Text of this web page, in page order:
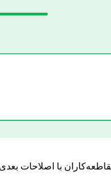
با اصلاحات بعدی